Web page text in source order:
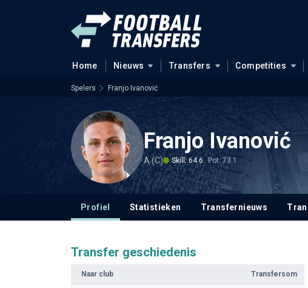
Home Nieuws Transfers Competities
Spelers Franjo Ivanović
Franjo Ivanović
A (C) Skill: 64.6 Pot: 73.1
Profiel Statistieken Transfernieuws
Transfer geschiedenis
Naar club Transfersom